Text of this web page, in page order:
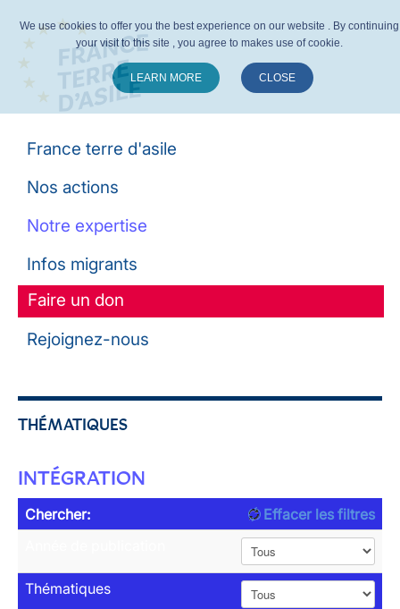
France terre d'asile
Nos actions
Notre expertise
Infos migrants
Faire un don
Rejoignez-nous
THÉMATIQUES
INTÉGRATION
Chercher:
Effacer les filtres
Thématiques
We use cookies to offer you the best experience on our website . By continuing
your visit to this site , you agree to makes use of cookie.
LEARN MORE CLOSE